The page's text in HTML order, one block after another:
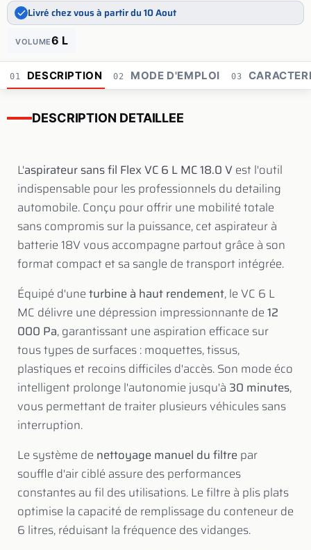
Livré chez vous à partir du 10 Aout
VOLUME6 L
01 DESCRIPTION 02 MODE D'EMPLOI 03
DESCRIPTION DETAILLEE
L'aspirateur sans fil Flex VC 6 L MC 18.0 Vest l'outil
indispensable pour les professionnels du detailing
automobile. Conçu pour offrir une mobilité totale
sans compromis sur la puissance, cet aspirateur à
batterie 18V vous accompagne partout grâce à son
format compact et sa sangle de transport intégrée.
Équipé d'uneturbine à haut rendement, le VC 6 L
MC délivre une dépression impressionnante de12
000 Pa, garantissant une aspiration efficace sur
tous types de surfaces : moquettes, tissus,
plastiques et recoins difficiles d'accès. Son mode éco
intelligent prolonge l'autonomie jusqu'à 30 minutes,
vous permettant de traiter plusieurs véhicules sans
interruption.
Le système de nettoyage manuel du filtrepar
souffle d'air ciblé assure des performances
constantes au fil des utilisations. Le filtre à plis plats
optimise la capacité de remplissage du conteneur de
6 litres, réduisant la fréquence des vidanges.